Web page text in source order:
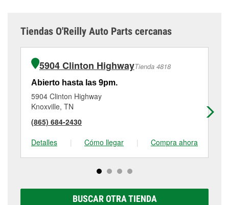
Tiendas O'Reilly Auto Parts cercanas
5904 Clinton HighwayTienda 4818
Abierto hasta las 9pm.
5904 Clinton Highway
Knoxville, TN
(865) 684-2430
Detalles
| Cómo llegar | Compra ahora
BUSCAR OTRA TIENDA